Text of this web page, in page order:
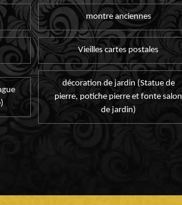
montre anciennes
Vieilles cartes postales
décoration de jardin (Statue de
pierre, potiche pierre et fonte salon
de jardin)